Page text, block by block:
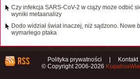
Czy infekcja SARS-CoV-2 w ciąży może odbić
wyniki metaanalizy
Dodo widział świat inaczej, niż sądzono. Nowe
wymarłego ptaka
Polityka prywatności Kontakt
© Copyright 2006-2026